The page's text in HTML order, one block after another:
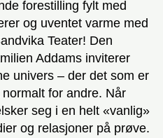
forestilling fylt med
og uventet varme med
Teater! Den
Addams inviterer
univers – der det som er
for andre. Når
seg i en helt «vanlig»
og relasjoner på prøve.